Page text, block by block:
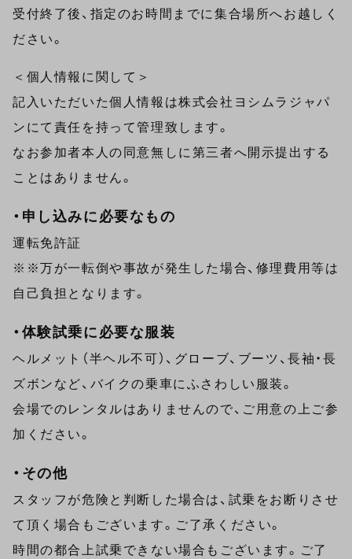
受付終了後、指定のお時間までに集合場所へお越しく
ださい。
＜個人情報に関して＞
記入いただいた個人情報は株式会社ヨシムラジャパ
ンにて責任を持って管理致します。
なお参加者本人の同意無しに第三者へ開示提出する
ことはありません。
・申し込みに必要なもの
運転免許証
※※万が一転倒や事故が発生した場合、修理費用等は
自己負担となります。
・体験試乗に必要な服装
ヘルメット（半ヘル不可）、グローブ、ブーツ、長袖・長
ズボンなど、バイクの乗車にふさわしい服装。
会場でのレンタルはありませんので、ご用意の上ご参
加ください。
・その他
スタッフが危険と判断した場合は、試乗をお断りさせ
て頂く場合もございます。ご了承ください。
時間の都合上試乗できない場合もございます。ご了